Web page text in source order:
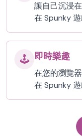
讓自己沉浸
在 Spunky
🕹️ 即時樂趣
在您的瀏覽
在 Spunky 遊